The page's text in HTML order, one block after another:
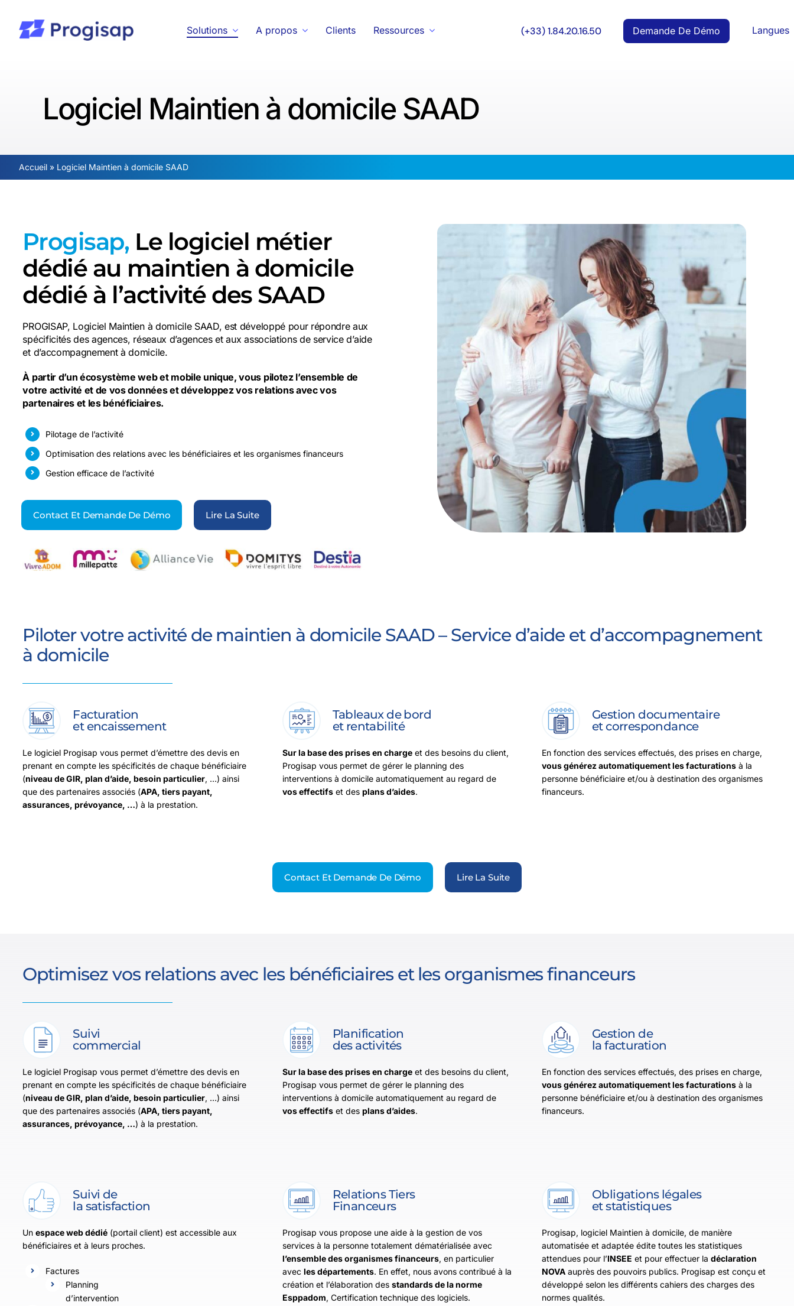
contenu
Solutions A propos Clients Ressources (+33) 1.84.20.16.50 Demande De Démo Langues
Logiciel Maintien à domicile SAAD
Accueil» Logiciel Maintien à domicile SAAD
Progisap,Le logiciel métier
dédié au maintien à domicile
dédié à l’activité des SAAD
PROGISAP, Logiciel Maintien à domicile SAAD, est développé pour répondre aux
spécificités des agences, réseaux d’agences et aux associations de service d’aide
et d’accompagnement à domicile.
À partir d’un écosystème web et mobile unique, vous pilotez l’ensemble de
votre activité et de vos données et développez vos relations avec vos
partenaires et les bénéficiaires.
Pilotage de l’activité
Optimisation des relations avec les bénéficiaires et les organismes financeurs
Gestion efficace de l’activité
Contact Et Demande De Démo Lire La Suite
Piloter votre activité de maintien à domicile SAAD –Service d’aide et d’accompagnement
à domicile
Facturation
et encaissement
Le logiciel Progisap vous permet d’émettre des devis en
prenant en compte les spécificités de chaque bénéficiaire
(niveau de GIR, plan d’aide, besoin particulier, …) ainsi
que des partenaires associés (APA, tiers payant,
assurances, prévoyance, …) à la prestation.
Tableaux de bord
et rentabilité
Sur la base des prises en chargeet des besoins du client,
Progisap vous permet de gérer le planning des
interventions à domicile automatiquement au regard de
vos effectifset des plans d’aides.
Gestion documentaire
et correspondance
En fonction des services effectués, des prises en charge,
vous générez automatiquement les facturationsà la
personne bénéficiaire et/ou à destination des organismes
financeurs.
Contact Et Demande De Démo Lire La Suite
Optimisez vos relations avec les bénéficiaires et les organismes financeurs
Suivi
commercial
Le logiciel Progisap vous permet d’émettre des devis en
prenant en compte les spécificités de chaque bénéficiaire
(niveau de GIR, plan d’aide, besoin particulier, …) ainsi
que des partenaires associés (APA, tiers payant,
assurances, prévoyance, …) à la prestation.
Planification
des activités
Sur la base des prises en chargeet des besoins du client,
Progisap vous permet de gérer le planning des
interventions à domicile automatiquement au regard de
vos effectifset des plans d’aides.
Gestion de
la facturation
En fonction des services effectués, des prises en charge,
vous générez automatiquement les facturationsà la
personne bénéficiaire et/ou à destination des organismes
financeurs.
Suivi de
la satisfaction
Unespace web dédié (portail client) est accessible aux
bénéficiaires et à leurs proches.
Factures
Planning
d’intervention
Relations Tiers
Financeurs
Progisap vous propose une aide à la gestion de vos
services à la personne totalement dématérialisée avec
l’ensemble des organismes financeurs, en particulier
avec les départements. En effet, nous avons contribué à la
création et l’élaboration des standards de la norme
Esppadom, Certification technique des logiciels.
Obligations légales
et statistiques
Progisap, logiciel Maintien à domicile, de manière
automatisée et adaptée édite toutes les statistiques
attendues pour l’INSEE et pour effectuer la déclaration
NOVAauprès des pouvoirs publics. Progisap est conçu et
développé selon les différents cahiers des charges des
normes qualités.